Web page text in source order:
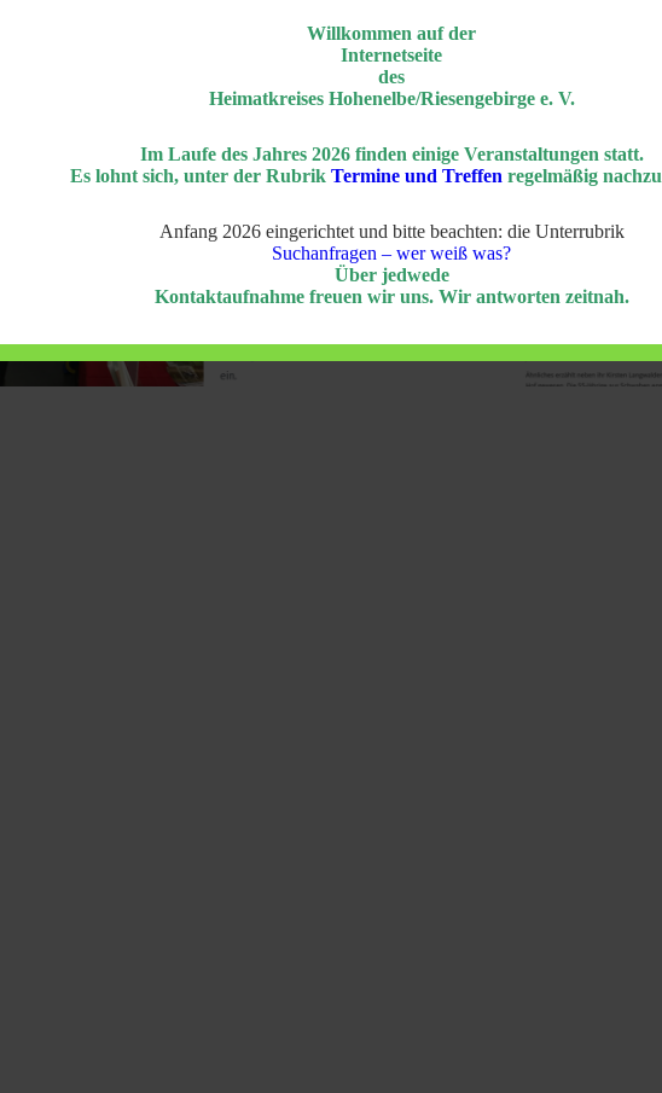
Willkommen auf der
Internetseite
des
Heimatkreises Hohenelbe/Riesengebirge e. V.
Im Laufe des Jahres 2026 finden einige Veranstaltungen statt.
Es lohnt sich, unter der Rubrik Termine und Treffen regelmäßig
Anfang 2026 eingerichtet und bitte beachten: die Unterrubrik
Suchanfragen – wer weiß was?
Über jedwede
Kontaktaufnahme freuen wir uns. Wir antworten zeitnah.